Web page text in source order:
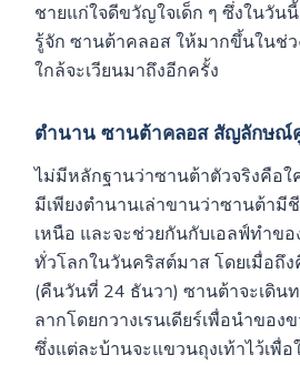
ชายแก่ใจดีขวัญใจเด็ก ๆ ซึ่งในวัน
รู้จัก ซานต้าคลอส ให้มากขึ้นในช่
ใกล้จะเวียนมาถึงอีกครั้ง
ตำนาน ซานต้าคลอสสัญลักษณ์คู่
ไม่มีหลักฐานว่าซานต้าตัวจริงคือใ
มีเพียงตำนานเล่าขานว่าซานต้ามี
เหนือ และจะช่วยกันกับเอลฟ์ทำข
ทั่วโลกในวันคริสต์มาส โดยเมื่อถึ
(คืนวันที่ 24 ธันวา) ซานต้าจะเดิน
ลากโดยกวางเรนเดียร์เพื่อนำของ
ซึ่งแต่ละบ้านจะแขวนถุงเท้าไว้เพื่